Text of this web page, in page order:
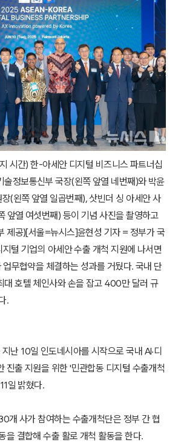
시간) 한-아세안 디지털 비즈니스 파트너십
술정보통신부 국장(왼쪽 앞열 네번째)와 박윤
(왼쪽 앞열 일곱번째), 삿빈더 싱 아세안 사
앞열 여섯번째) 등이 기념 사진을 촬영하고
제공)[서울=뉴시스]윤현성 기자 = 정부가 국
지털 기업의 아세안 수출 개척 지원에 나서면
무협약을 체결하는 성과를 거뒀다. 국내 단
대 호텔 체인사와 손을 잡고 400만 달러 규
.
난 10일 인도네시아를 시작으로 국내 AI·디
진출 지원을 위한 '민관합동 디지털 수출개척
일 밝혔다.
개 사가 참여하는 수출개척단은 정부 간 협
을 결합해 수출 활로 개척 활동을 한다.